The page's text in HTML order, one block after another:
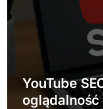
c
YouTube